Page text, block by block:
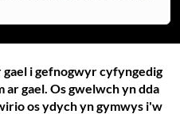
i gefnogwyr cyfyngedig
ar gael. Os gwelwch yn dda
os ydych yn gymwys i'w